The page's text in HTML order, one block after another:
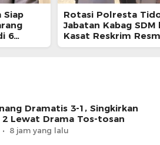
Siap
6
Rotasi Polresta
Jabatan Kabag SDM
Kasat Reskrim
Berganti
Dramatis 3-1, Singkirkan
Lewat Drama Tos-tosan
8 jam yang lalu